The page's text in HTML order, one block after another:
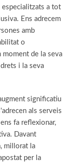
a tot
Ens adrecem
amb
o
moment de la seva
i la seva
significatiu
als serveis
fa reflexionar,
Davant
millorat la
per la